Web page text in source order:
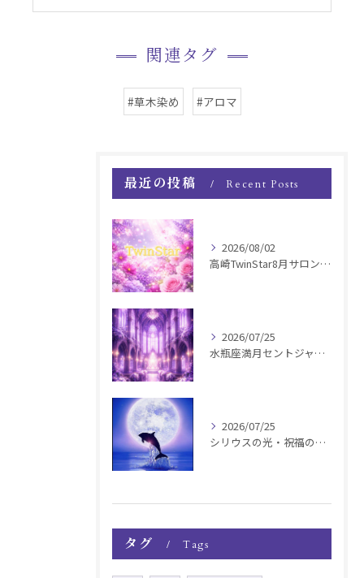
関連タグ
#草木染め #アロマ
最近の投稿 Recent Posts
2026/08/02
高崎TwinStar8月サロンお知らせ
2026/07/25
水瓶座満月セントジャーメインGSVF遠隔お知らせ
2026/07/25
シリウスの光・祝福の波動チャージ遠隔お知らせ〜銀河新年〜
タグ Tags